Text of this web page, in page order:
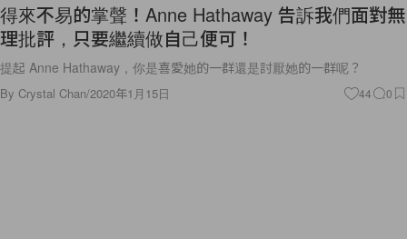
得來不易的掌聲！Anne Hathaway 告訴我們面對無
理批評，只要繼續做自己便可！
提起 Anne Hathaway，你是喜愛她的一群還是討厭她的一群呢？
By Crystal Chan/2020年1月15日 44 0